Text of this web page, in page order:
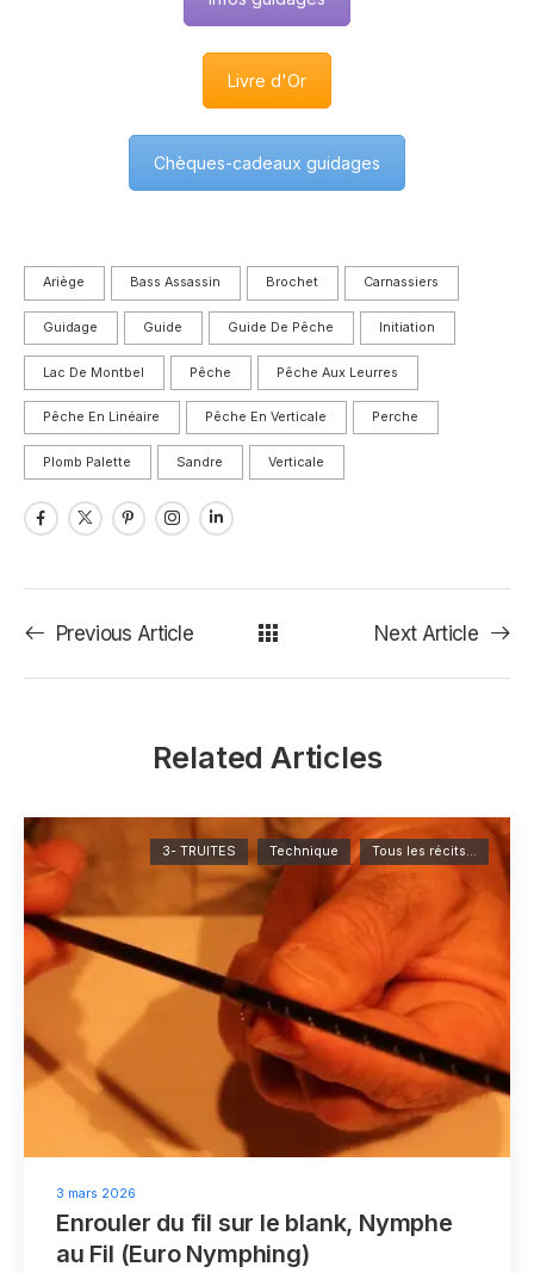
Livre d'Or
Chèques-cadeaux guidages
Ariège Bass Assassin Brochet Carnassiers
Guidage Guide Guide De Pêche Initiation
Lac De Montbel Pêche Pêche Aux Leurres
Pêche En Linéaire Pêche En Verticale Perche
Plomb Palette Sandre Verticale
Previous Article Next Article
Related Articles
3 mars 2026
3- TRUITES Technique Tous les récits...
Enrouler du fil sur le blank, Nymphe
au Fil (Euro Nymphing)